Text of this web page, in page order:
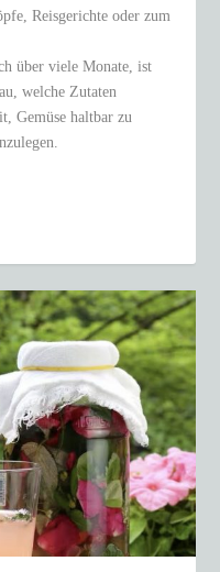
Reisgerichte oder zum
über viele Monate, ist
welche Zutaten
Gemüse haltbar zu